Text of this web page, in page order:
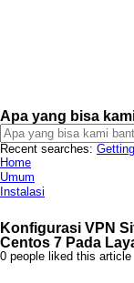
Apa yang bisa
Recent searches:
Home
Umum
Instalasi
Konfigurasi VPN
Centos 7 Pada
0 people liked this article